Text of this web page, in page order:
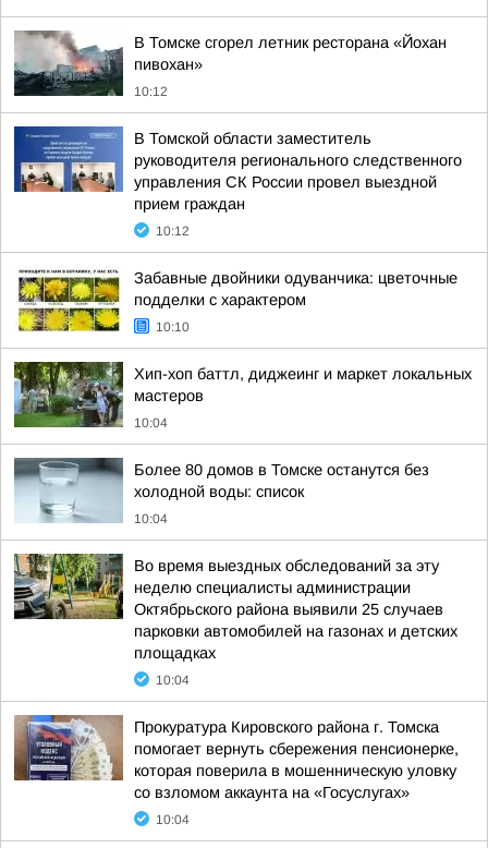
В Томске сгорел летник ресторана «Йохан
пивохан»
10:12
В Томской области заместитель
руководителя регионального следственного
управления СК России провел выездной
прием граждан
10:12
Забавные двойники одуванчика: цветочные
подделки с характером
10:10
Хип-хоп баттл, диджеинг и маркет локальных
мастеров
10:04
Более 80 домов в Томске останутся без
холодной воды: список
10:04
Во время выездных обследований за эту
неделю специалисты администрации
Октябрьского района выявили 25 случаев
парковки автомобилей на газонах и детских
площадках
10:04
Прокуратура Кировского района г. Томска
помогает вернуть сбережения пенсионерке,
которая поверила в мошенническую уловку
со взломом аккаунта на «Госуслугах»
10:04